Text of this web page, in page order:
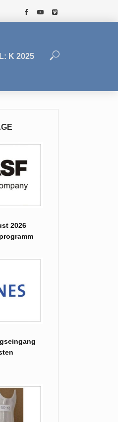
K 2025
2026